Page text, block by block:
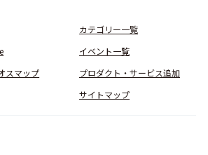
カテゴリー一覧
イベント一覧
スマップ
プロダクト・サービス追加
サイトマップ